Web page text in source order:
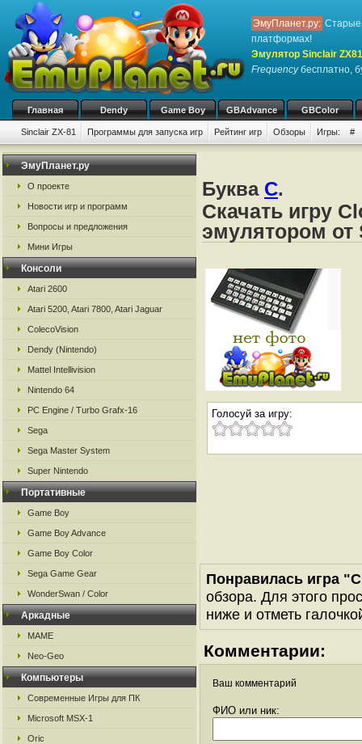
ЭмуПланет.ру: Старые
платформах!
Эмулятор Sinclair ZX81
Frequencyбесплатно,
Главная Dendy Game Boy GBAdvance GBColor
Sinclair ZX-81 Программы для запуска игр Рейтинг игр Обзоры Игры: #
ЭмуПланет.ру
О проекте
Новости игр и программ
Вопросы и предложения
Мини Игры
Консоли
Atari 2600
Atari 5200, Atari 7800, Atari Jaguar
ColecoVision
Dendy (Nintendo)
Mattel Intellivision
Nintendo 64
PC Engine / Turbo Grafx-16
Sega
Sega Master System
Super Nintendo
Портативные
Game Boy
Game Boy Advance
Game Boy Color
Sega Game Gear
WonderSwan / Color
Аркадные
MAME
Neo-Geo
Компьютеры
Современные Игры для ПК
Microsoft MSX-1
Oric
Буква C.
Скачать игру
эмулятором от
Голосуй за игру:
Понравилась игра
обзора. Для этого
ниже и отметь
Комментарии:
Ваш комментарий
ФИО или ник: